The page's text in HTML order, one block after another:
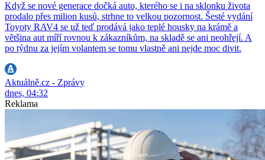
Když se nové generace dočká auto, kterého se i na sklonku života
prodalo přes milion kusů, strhne to velkou pozornost. Šesté vydání
Toyoty RAV4 se už teď prodává jako teplé housky na krámě a
většina aut míří rovnou k zákazníkům, na skladě se ani neohřejí. A
po týdnu za jejím volantem se tomu vlastně ani nejde moc divit.
Aktuálně.cz - Zprávy
dnes, 04:32
Reklama